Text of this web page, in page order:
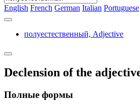
English French German Italian Portuguese
полуестественный, Adjective
Declension of the
Полные формы